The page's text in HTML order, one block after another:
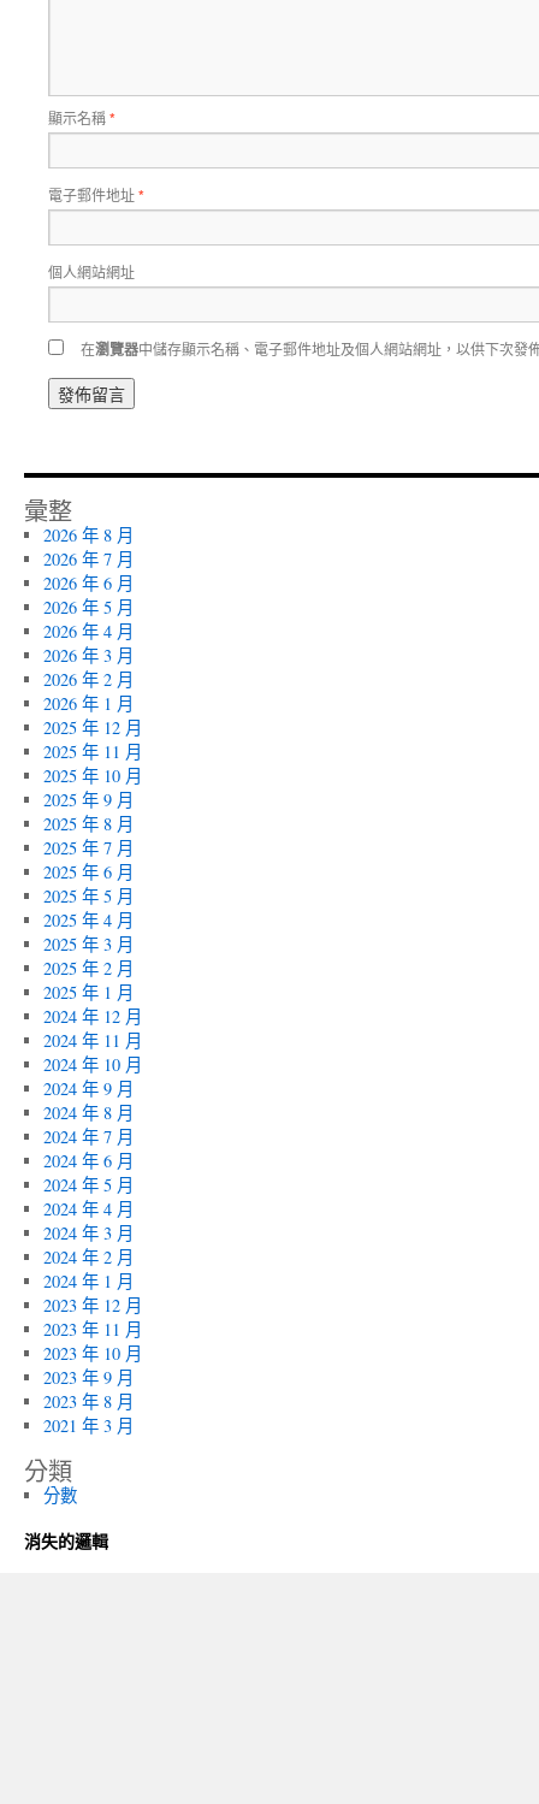
顯示名稱*
電子郵件地址*
個人網站網址
在瀏覽器中儲存顯示名稱、電子郵件地址及個人網站網址，以供下次發
彙整
2026 年 8 月
2026 年 7 月
2026 年 6 月
2026 年 5 月
2026 年 4 月
2026 年 3 月
2026 年 2 月
2026 年 1 月
2025 年 12 月
2025 年 11 月
2025 年 10 月
2025 年 9 月
2025 年 8 月
2025 年 7 月
2025 年 6 月
2025 年 5 月
2025 年 4 月
2025 年 3 月
2025 年 2 月
2025 年 1 月
2024 年 12 月
2024 年 11 月
2024 年 10 月
2024 年 9 月
2024 年 8 月
2024 年 7 月
2024 年 6 月
2024 年 5 月
2024 年 4 月
2024 年 3 月
2024 年 2 月
2024 年 1 月
2023 年 12 月
2023 年 11 月
2023 年 10 月
2023 年 9 月
2023 年 8 月
2021 年 3 月
分類
分數
消失的邏輯